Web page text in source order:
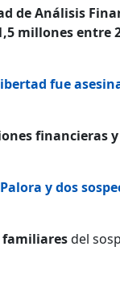
de Análisis
millones entre
fue
financieras
y dos
del